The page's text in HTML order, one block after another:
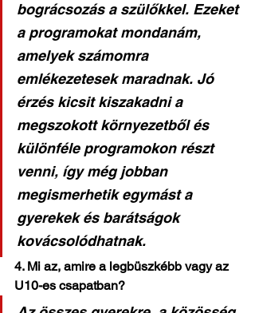
bográcsozás a szülőkkel. Ezeket
a programokat mondanám,
amelyek számomra
emlékezetesek maradnak. Jó
érzés kicsit kiszakadni a
megszokott környezetből és
különféle programokon részt
venni, így még jobban
megismerhetik egymást a
gyerekek és barátságok
kovácsolódhatnak.
4. Mi az, amire a legbüszkébb vagy az
U10-es csapatban?